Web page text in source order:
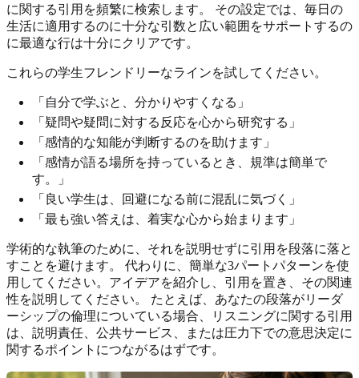
に関する引用を頻繁に検索します。 その設定では、毎日の
生活に適用するのに十分な引数と広い範囲をサポートするの
に最適な行は十分にクリアです。
これらの学生フレンドリーなラインを試してください。
「自分で学ぶと、分かりやすくなる」
「疑問や疑問に対する反応を心から研究する」
「感情的な知能が判断するのを助けます」
「感情が語る場所を持っているとき、規準は簡単で
す。」
「良い学生は、回避になる前に混乱に気づく」
「最も強い答えは、着実な心から始まります」
学術的な執筆のために、それを説明せずに引用を段落に落と
すことを避けます。 代わりに、簡単な3パートパターンを使
用してください。アイデアを紹介し、引用を置き、その関連
性を説明してください。 たとえば、あなたの段落がリーダ
ーシップの倫理についている場合、リスニングに関する引用
は、説明責任、公共サービス、または圧力下での意思決定に
関するポイントにつながるはずです。